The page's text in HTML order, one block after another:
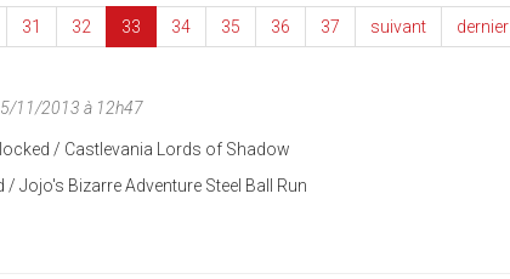
31 32 33 34 35 36 37 suivant dernier
11/2013 à 12h47
/ Castlevania Lords of Shadow
/ Jojo's Bizarre Adventure Steel Ball Run